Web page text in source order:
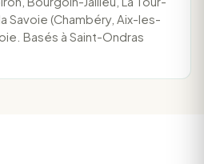
Savoie (Chambéry, Aix-les-
Basés à Saint-Ondras